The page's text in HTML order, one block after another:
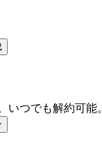
いつでも解約可能。